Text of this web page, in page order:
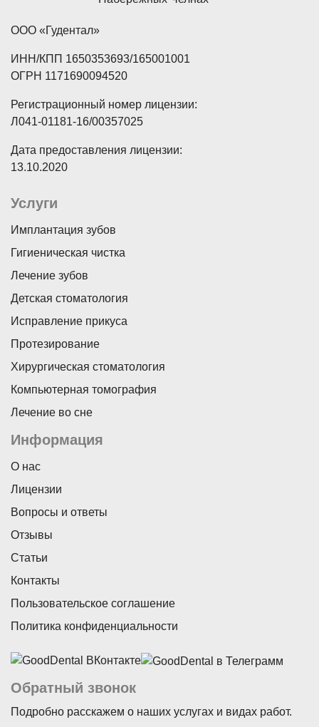
ООО «Гудентал»
ИНН/КПП 1650353693/165001001
ОГРН 1171690094520
Регистрационный номер лицензии:
Л041-01181-16/00357025
Дата предоставления лицензии:
13.10.2020
Услуги
Имплантация зубов
Гигиеническая чистка
Лечение зубов
Детская стоматология
Исправление прикуса
Протезирование
Хирургическая стоматология
Компьютерная томография
Лечение во сне
Информация
О нас
Лицензии
Вопросы и ответы
Отзывы
Статьи
Контакты
Пользовательское соглашение
Политика конфиденциальности
Обратный звонок
Подробно расскажем о наших услугах и видах работ.